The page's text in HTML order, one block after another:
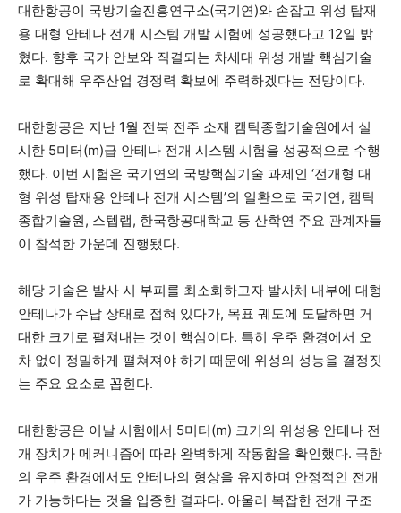
대한항공이 국방기술진흥연구소(국기연)와 손잡고 위성 탑재
용 대형 안테나 전개 시스템 개발 시험에 성공했다고 12일 밝
혔다. 향후 국가 안보와 직결되는 차세대 위성 개발 핵심기술
로 확대해 우주산업 경쟁력 확보에 주력하겠다는 전망이다.
대한항공은 지난 1월 전북 전주 소재 캠틱종합기술원에서 실
시한 5미터(m)급 안테나 전개 시스템 시험을 성공적으로 수행
했다. 이번 시험은 국기연의 국방핵심기술 과제인 ‘전개형 대
형 위성 탑재용 안테나 전개 시스템’의 일환으로 국기연, 캠틱
종합기술원, 스텝랩, 한국항공대학교 등 산학연 주요 관계자들
이 참석한 가운데 진행됐다.
해당 기술은 발사 시 부피를 최소화하고자 발사체 내부에 대형
안테나가 수납 상태로 접혀 있다가, 목표 궤도에 도달하면 거
대한 크기로 펼쳐내는 것이 핵심이다. 특히 우주 환경에서 오
차 없이 정밀하게 펼쳐져야 하기 때문에 위성의 성능을 결정짓
는 주요 요소로 꼽힌다.
대한항공은 이날 시험에서 5미터(m) 크기의 위성용 안테나 전
개 장치가 메커니즘에 따라 완벽하게 작동함을 확인했다. 극한
의 우주 환경에서도 안테나의 형상을 유지하며 안정적인 전개
가 가능하다는 것을 입증한 결과다. 아울러 복잡한 전개 구조